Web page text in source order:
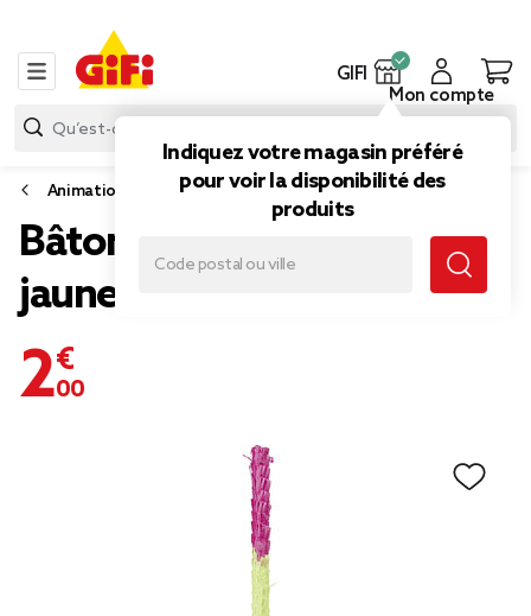
GIFI
Indiquez votre magasin préféré
pour voir la disponibilité des
produits
Mon compte
Animation de fête
Bâton pour piñata vert
jaune et rouge en carton
2,00 €